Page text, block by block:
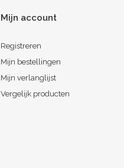
Mijn account
Registreren
Mijn bestellingen
Mijn verlanglijst
Vergelijk producten